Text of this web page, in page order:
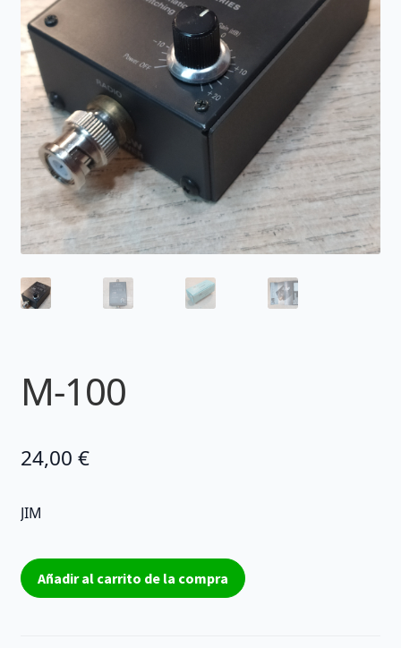
M-100
24,00 €
JIM
M-
100
Añadir al carrito de la compra